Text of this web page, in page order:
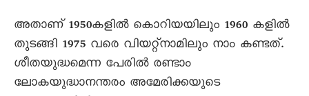
അതാണ് 1950കളിൽ കൊറിയയിലും 1960 കളിൽ
തുടങ്ങി 1975 വരെ വിയറ്റ്നാമിലും നാം കണ്ടത്.
ശീതയുദ്ധമെന്ന പേരിൽ രണ്ടാം
ലോകയുദ്ധാനന്തരം അമേരിക്കയുടെ